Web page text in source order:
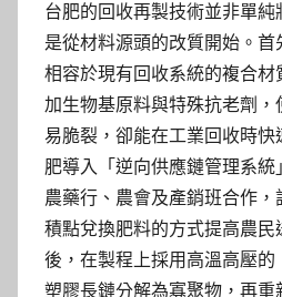
台肥的回收再製技術並非單
是從材料源頭的改質開始。
相容於現有回收系統的複合
加生物基原料與特殊抗老劑
易脆裂，卻能在工業回收時
肥導入「逆向供應鏈管理系
農藥行、農會及產銷班合作
積點兌換肥料的方式提高農民
後，在製程上採用高溫高壓
塑膠長鏈分解為寡聚物，再